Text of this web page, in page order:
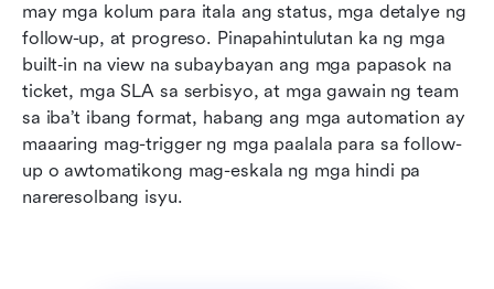
may mga kolum para itala ang status, mga detalye ng
follow-up, at progreso. Pinapahintulutan ka ng mga
built‑in na view na subaybayan ang mga papasok na
ticket, mga SLA sa serbisyo, at mga gawain ng team
sa iba’t ibang format, habang ang mga automation ay
maaaring mag-trigger ng mga paalala para sa follow-
up o awtomatikong mag-eskala ng mga hindi pa
nareresolbang isyu.